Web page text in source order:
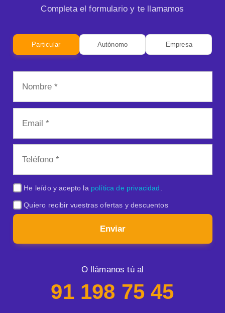
Completa el formulario y te llamamos
Particular Autónomo Empresa
He leído y acepto la política de privacidad.
Quiero recibir vuestras ofertas y descuentos
Enviar
O llámanos tú al
91 198 75 45